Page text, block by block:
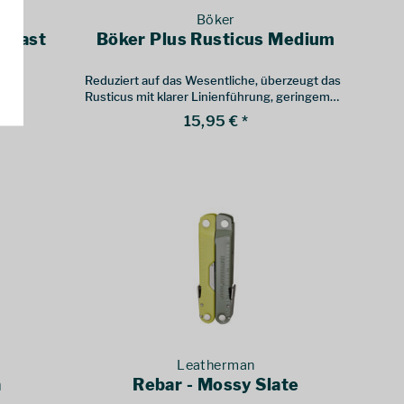
Böker
Böker Plus Rusticus Medium
Reduziert auf das Wesentliche, überzeugt das
Rusticus mit klarer Linienführung, geringem
Gewicht und zuverlässiger Technik
15,95 € *
Leatherman
Rebar - Mossy Slate